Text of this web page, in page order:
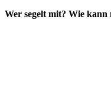
Wer segelt mit? Wie kann